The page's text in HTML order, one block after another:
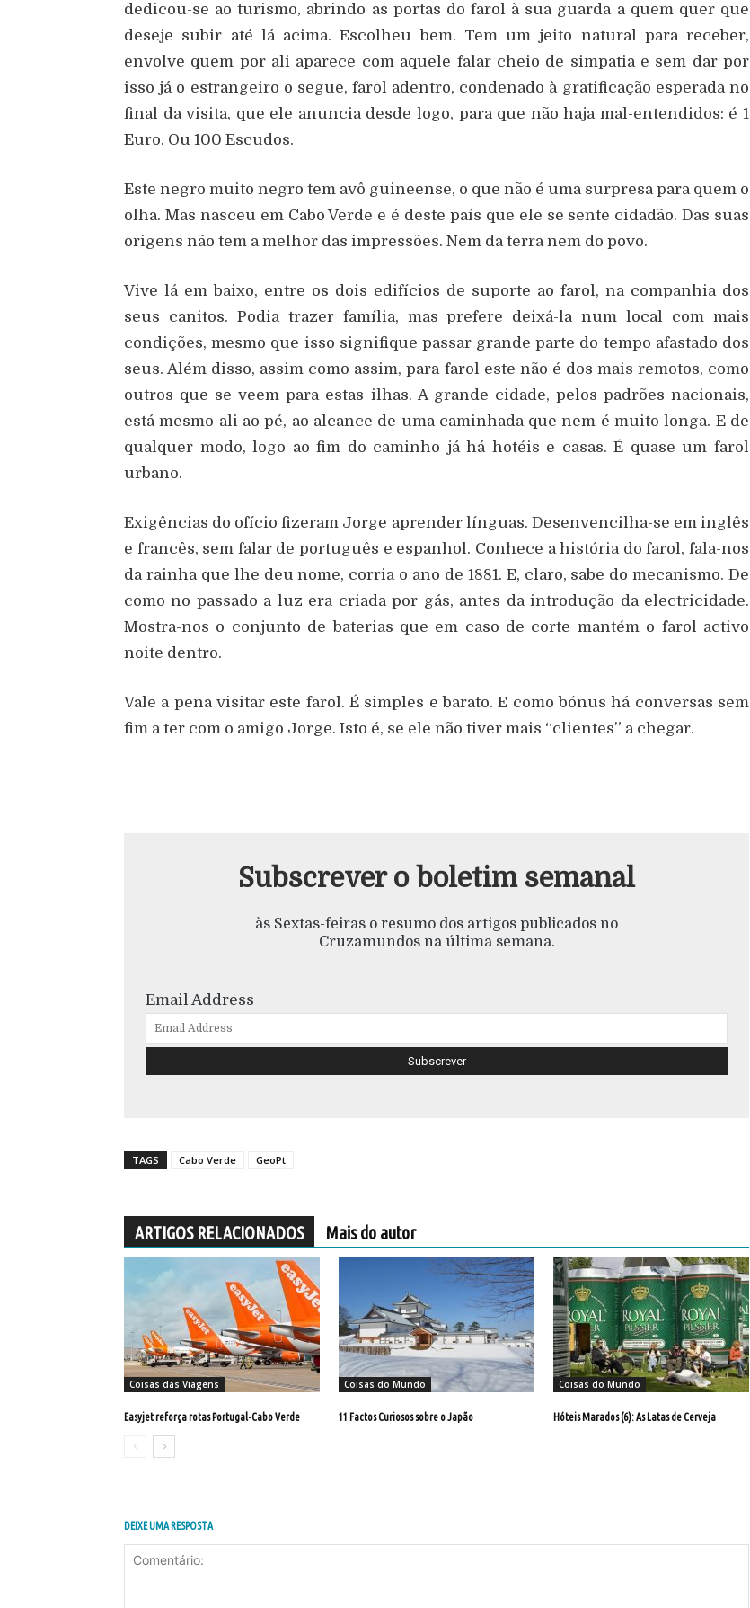
dedicou-se ao turismo, abrindo as portas do farol à sua guarda a quem quer que
deseje subir até lá acima. Escolheu bem. Tem um jeito natural para receber,
envolve quem por ali aparece com aquele falar cheio de simpatia e sem dar por
isso já o estrangeiro o segue, farol adentro, condenado à gratificação esperada no
final da visita, que ele anuncia desde logo, para que não haja mal-entendidos: é 1
Euro. Ou 100 Escudos.
Este negro muito negro tem avô guineense, o que não é uma surpresa para quem o
olha. Mas nasceu em Cabo Verde e é deste país que ele se sente cidadão. Das suas
origens não tem a melhor das impressões. Nem da terra nem do povo.
Vive lá em baixo, entre os dois edifícios de suporte ao farol, na companhia dos
seus canitos. Podia trazer família, mas prefere deixá-la num local com mais
condições, mesmo que isso signifique passar grande parte do tempo afastado dos
seus. Além disso, assim como assim, para farol este não é dos mais remotos, como
outros que se veem para estas ilhas. A grande cidade, pelos padrões nacionais,
está mesmo ali ao pé, ao alcance de uma caminhada que nem é muito longa. E de
qualquer modo, logo ao fim do caminho já há hotéis e casas. É quase um farol
urbano.
Exigências do ofício fizeram Jorge aprender línguas. Desenvencilha-se em inglês
e francês, sem falar de português e espanhol. Conhece a história do farol, fala-nos
da rainha que lhe deu nome, corria o ano de 1881. E, claro, sabe do mecanismo. De
como no passado a luz era criada por gás, antes da introdução da electricidade.
Mostra-nos o conjunto de baterias que em caso de corte mantém o farol activo
noite dentro.
Vale a pena visitar este farol. É simples e barato. E como bónus há conversas sem
fim a ter com o amigo Jorge. Isto é, se ele não tiver mais “clientes” a chegar.
Subscrever o boletim semanal
às Sextas-feiras o resumo dos artigos publicados no
Cruzamundos na última semana.
Email Address
TAGS Cabo Verde GeoPt
ARTIGOS RELACIONADOS Mais do autor
Coisas das Viagens
Easyjet reforça rotas Portugal-Cabo Verde
Coisas do Mundo
11 Factos Curiosos sobre o Japão
Coisas do Mundo
Hóteis Marados (6): As Latas de Cerveja
DEIXE UMA RESPOSTA